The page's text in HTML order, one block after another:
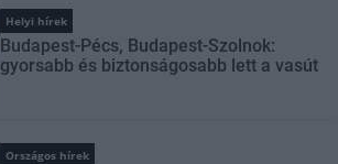
Helyi hírek
Budapest-Pécs, Budapest-Szolnok:
gyorsabb és biztonságosabb lett a vasút
Országos hírek